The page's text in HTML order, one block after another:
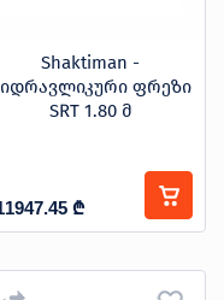
Shaktiman -
ფრეზი
SRT 1.80 მ
₾